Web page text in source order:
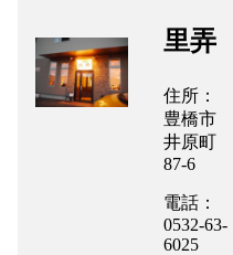
里弄
住所：
豊橋市
井原町
87-6
電話：
0532-63-
6025